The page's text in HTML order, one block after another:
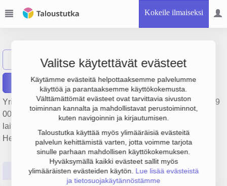
Kokeile ilmaiseksi
Valitse käytettävät evästeet
Käytämme evästeitä helpottaaksemme palvelumme
käyttöä ja parantaaksemme käyttökokemusta.
Välttämättömät evästeet ovat tarvittavia sivuston
toiminnan kannalta ja mahdollistavat perustoiminnot,
kuten navigoinnin ja kirjautumisen.
Taloustutka käyttää myös ylimääräisiä evästeitä
palvelun kehittämistä varten, jotta voimme tarjota
sinulle parhaan mahdollisen käyttökokemuksen.
Hyväksymällä kaikki evästeet sallit myös
ylimääräisten evästeiden käytön. Lue lisää evästeistä
ja tietosuojakäytännöstämme
Näytä haku Kruunuradio Oy
Raportit
Yrityksen Kruunuradio Oy liikevaihto on 1.3 milj. € ja tulos 19
000 €. Sen päätoimiala on Tieto- ja viestintäteknisten
laitteiden vähittäiskauppa, perustamisvuosi 1978 ja sijainti
Helsinki. Yrityksen yhtiömuoto Osakeyhtiö (OY).
Perustiedot Tilinpäätösluvut Päättäjätiedot